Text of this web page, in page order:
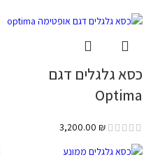
כסא גלגלים דגם
Optima
3,200.00 ₪